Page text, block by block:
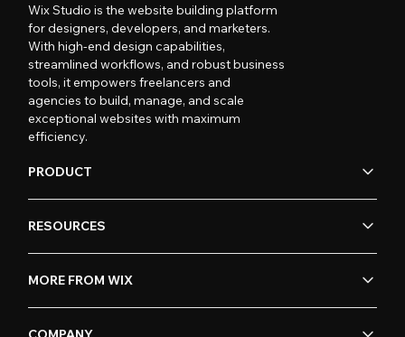
Wix Studio is the website building platform
for designers, developers, and marketers.
With high-end design capabilities,
streamlined workflows, and robust business
tools, it empowers freelancers and
agencies to build, manage, and scale
exceptional websites with maximum
efficiency.
PRODUCT
RESOURCES
MORE FROM WIX